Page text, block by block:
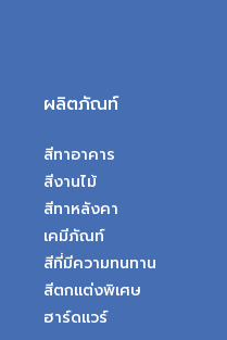
ผลิตภัณท์
สีทาอาคาร
สีงานไม้
สีทาหลังคา
เคมีภัณท์
สีที่มีความทนทาน
สีตกแต่งพิเศษ
ฮาร์ดแวร์